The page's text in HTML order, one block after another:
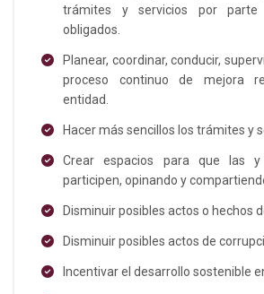
trámites y servicios por
obligados.
Planear, coordinar, conducir,
proceso continuo de mejora
entidad.
Hacer más sencillos los trámites y
Crear espacios para que las y
participen, opinando y
Disminuir posibles actos o hechos
Disminuir posibles actos de
Incentivar el desarrollo sostenible